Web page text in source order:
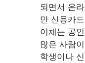
되면서 온
만 신용카
이체는 공
많은 사람
학생이나